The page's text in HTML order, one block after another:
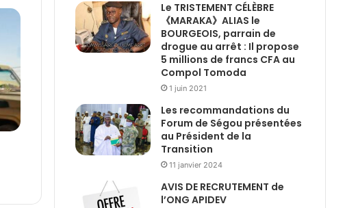
Le TRISTEMENT CÉLÈBRE
《MARAKA》ALIAS le
BOURGEOIS, parrain de
drogue au arrêt : Il propose
5 millions de francs CFA au
Compol Tomoda
1 juin 2021
Les recommandations du
Forum de Ségou présentées
au Président de la
Transition
11 janvier 2024
AVIS DE RECRUTEMENT de
l’ONG APIDEV